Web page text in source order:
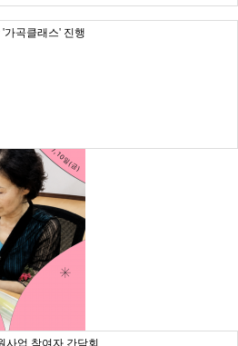
가곡클래스' 진행
사업 참여자 간담회